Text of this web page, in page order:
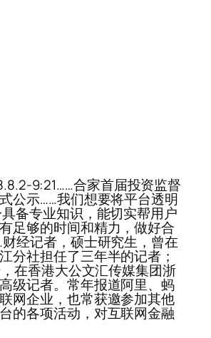
9:21……合家首届投资监督
公示……我们想要将平台透明
备专业知识，能切实帮用户
足够的时间和精力，做好合
经记者，硕士研究生，曾在
分社担任了三年半的记者；
在香港大公文汇传媒集团浙
级记者。常年报道阿里、蚂
网企业，也常获邀参加其他
的各项活动，对互联网金融